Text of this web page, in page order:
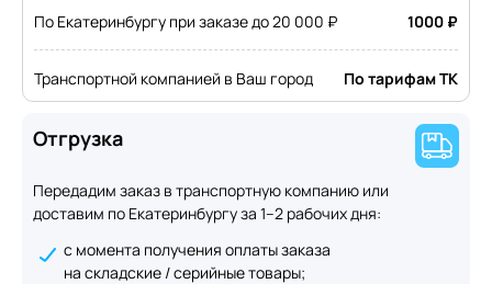
По Екатеринбургу при заказе до 20 000 ₽ 1000 ₽
Транспортной компанией в Ваш город По тарифам ТК
Отгрузка
Передадим заказ в транспортную компанию или
доставим по Екатеринбургу за 1–2 рабочих дня:
с момента получения оплаты заказа
на складские / серийные товары;